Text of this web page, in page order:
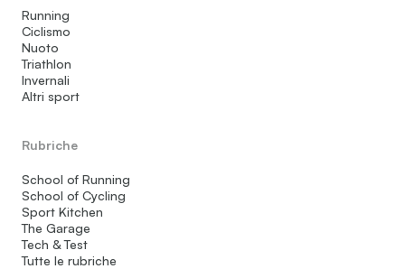
Running
Ciclismo
Nuoto
Triathlon
Invernali
Altri sport
Rubriche
School of Running
School of Cycling
Sport Kitchen
The Garage
Tech & Test
Tutte le rubriche